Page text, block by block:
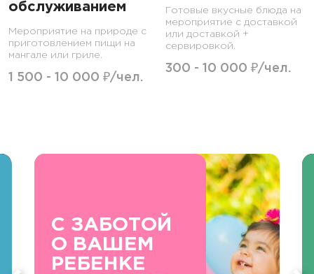
обслуживанием
Мероприятие на природе с
приготовлением пищи на
мангале или гриле.
1 500 - 10 000 ₽/чел.
Готовые вкусные блюда на
мероприятие с доставкой
или доставкой +
сервировкой.
300 - 10 000 ₽/чел.
С ЗАБОТОЙ
О ВАШЕМ
РЕБЕНКЕ